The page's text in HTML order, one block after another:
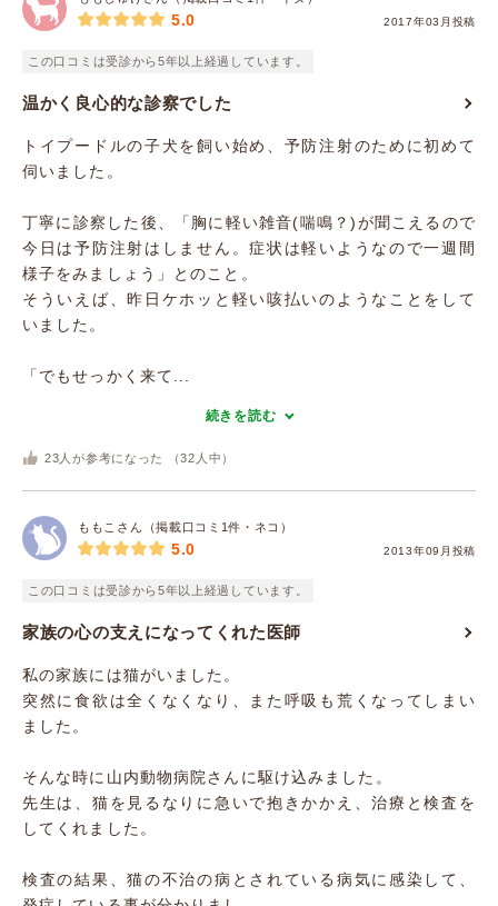
2017年03月投稿
5.0
この口コミは受診から5年以上経過しています。
温かく良心的な診察でした
トイプードルの子犬を飼い始め、予防注射のために初めて
伺いました。
丁寧に診察した後、「胸に軽い雑音(喘鳴？)が聞こえるので
今日は予防注射はしません。症状は軽いようなので一週間
様子をみましょう」とのこと。
そういえば、昨日ケホッと軽い咳払いのようなことをして
いました。
「でもせっかく来て...
続きを読む
23 人が参考になった （32 人中）
ももこさん（掲載口コミ1件・ネコ）
2013年09月投稿
5.0
この口コミは受診から5年以上経過しています。
家族の心の支えになってくれた医師
私の家族には猫がいました。
突然に食欲は全くなくなり、また呼吸も荒くなってしまい
ました。
そんな時に山内動物病院さんに駆け込みました。
先生は、猫を見るなりに急いで抱きかかえ、治療と検査を
してくれました。
検査の結果、猫の不治の病とされている病気に感染して、